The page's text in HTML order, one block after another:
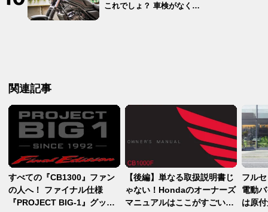
これでしょ？ 車検がなく…
関連記事
すべての『CB1300』ファン
の人へ！ ファイナル仕様
『PROJECT BIG-1』グッズ
【後編】単なる取扱説明書じ
ゃない！Hondaのオーナーズ
マニュアルはここがすごい
フル
電動
は原